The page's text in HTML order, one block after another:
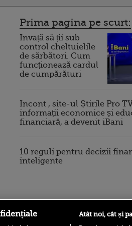
Prima pagina pe scurt:
Invață să ții sub
control cheltuielile
de sărbători. Cum
funcționează cardul
de cumpărături
Incont , site-ul Știrile Pro
informații economice și
financiară, a devenit iBani
10 reguli pentru decizii
inteligente
foodstory.ro
Atât noi, cât și